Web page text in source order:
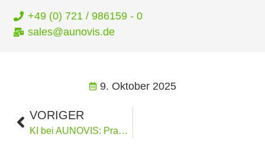
+49 (0) 721 / 986159 - 0
sales@aunovis.de
9. Oktober 2025
VORIGER
KI bei AUNOVIS: Praxisnah und Lösungsorientiert